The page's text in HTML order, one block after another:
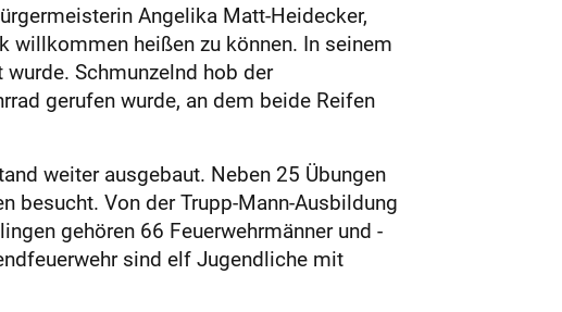
Angelika Matt-Heidecker,
willkommen heißen zu können. In seinem
Schmunzelnd hob der
gerufen wurde, an dem beide Reifen
weiter ausgebaut. Neben 25 Übungen
besucht. Von der Trupp-Mann-Ausbildung
gehören 66 Feuerwehrmänner und -
sind elf Jugendliche mit